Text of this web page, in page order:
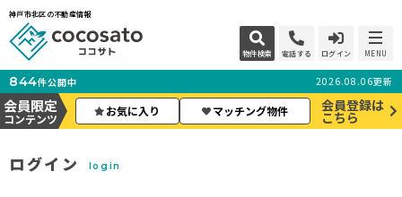
神戸市北区の不動産情報
物件検索 電話する ログイン MENU
844件公開中 2026.08.06更新
会員限定
コンテンツ
お気に入り マッチング物件 会員登録は
こちら
ログイン login